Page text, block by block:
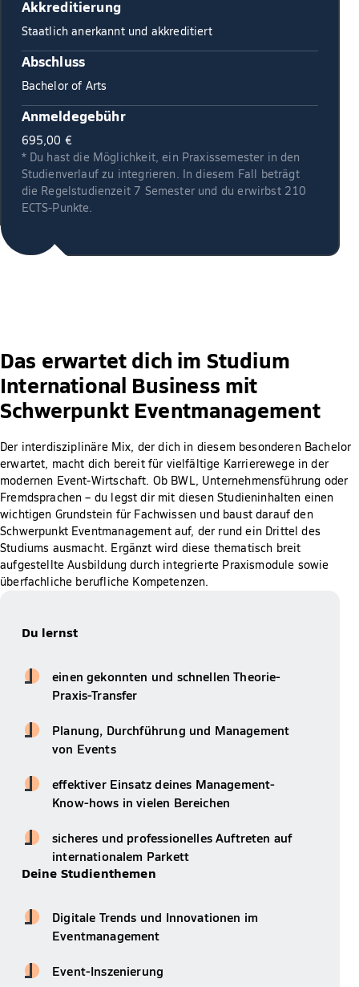
Akkreditierung
Staatlich anerkannt und akkreditiert
Abschluss
Bachelor of Arts
Anmeldegebühr
695,00 €
* Du hast die Möglichkeit, ein Praxissemester in den
Studienverlauf zu integrieren. In diesem Fall beträgt
die Regelstudienzeit 7 Semester und du erwirbst 210
ECTS-Punkte.
Das erwartet dich im Studium
International Business mit
Schwerpunkt Eventmanagement
Der interdisziplinäre Mix, der dich in diesem besonderen Bachelor
erwartet, macht dich bereit für vielfältige Karrierewege in der
modernen Event-Wirtschaft. Ob BWL, Unternehmensführung oder
Fremdsprachen – du legst dir mit diesen Studieninhalten einen
wichtigen Grundstein für Fachwissen und baust darauf den
Schwerpunkt Eventmanagement auf, der rund ein Drittel des
Studiums ausmacht. Ergänzt wird diese thematisch breit
aufgestellte Ausbildung durch integrierte Praxismodule sowie
überfachliche berufliche Kompetenzen.
Du lernst
einen gekonnten und schnellen Theorie-
Praxis-Transfer
Planung, Durchführung und Management
von Events
effektiver Einsatz deines Management-
Know-hows in vielen Bereichen
sicheres und professionelles Auftreten auf
internationalem Parkett
Deine Studienthemen
Digitale Trends und Innovationen im
Eventmanagement
Event-Inszenierung